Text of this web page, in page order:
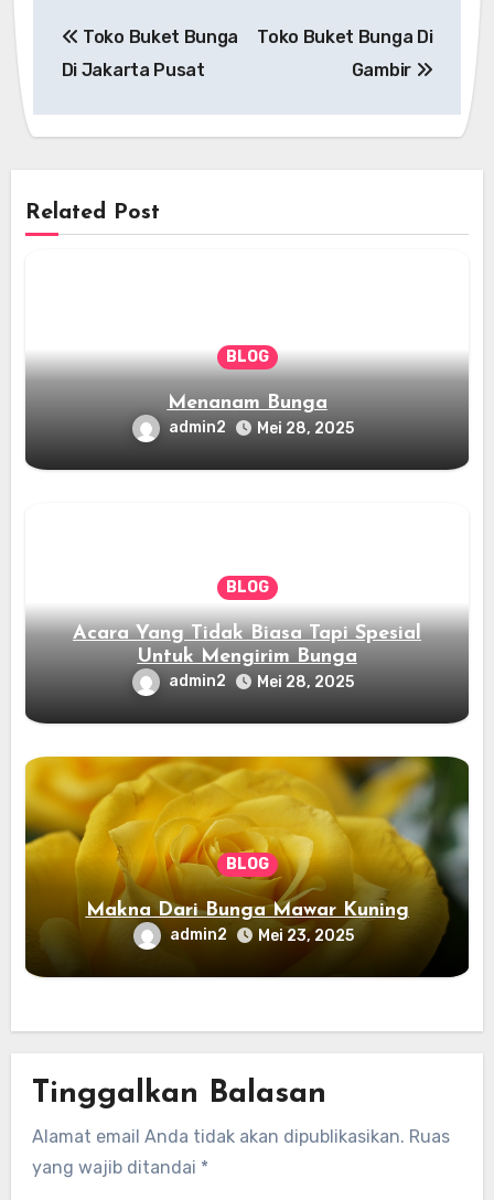
pos
Toko Buket Bunga
Di Jakarta Pusat
Toko Buket Bunga Di
Gambir
Related Post
BLOG
Menanam Bunga
admin2 Mei 28, 2025
BLOG
Acara Yang Tidak Biasa Tapi Spesial
Untuk Mengirim Bunga
admin2 Mei 28, 2025
BLOG
Makna Dari Bunga Mawar Kuning
admin2 Mei 23, 2025
Tinggalkan Balasan
Alamat email Anda tidak akan dipublikasikan. Ruas
yang wajib ditandai *